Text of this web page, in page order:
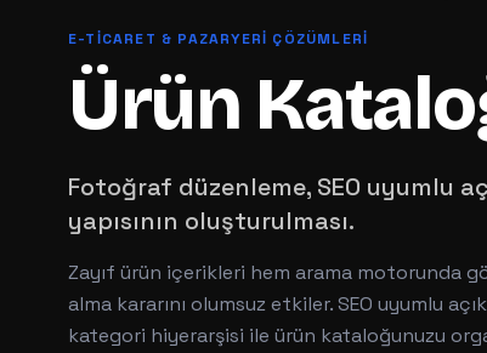
E-TICARET & PAZARYERI ÇÖZÜMLERI
Ürün
Fotoğraf düzenleme, SEO uyumlu
yapısının oluşturulması.
Zayıf ürün içerikleri hem arama motorunda
alma kararını olumsuz etkiler. SEO uyumlu
kategori hiyerarşisi ile ürün kataloğunuzu